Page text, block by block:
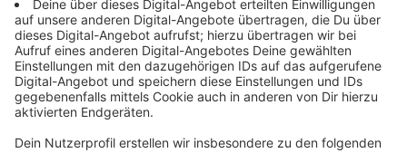
Ort am Skaterpark. Die Teilnahme ist auch online über
das städtische Beteiligungsportal möglich. Die
Teilnahme an der Umfrage ist zudem online über das
Beteiligungsportal der Stadt Erkrath
www.beteiligung.nrw.de/portal/erkrath bis zum
24.05.2026 möglich. Für weitere Rückfragen, Ideen,
Wünsche oder Anregungen steht das Team des